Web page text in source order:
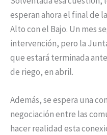
esperan ahora el final de
Alto con el Bajo. Un mes
intervención, pero la
que estará terminada
de riego, en abril.
Además, se espera una
negociación entre las
hacer realidad esta